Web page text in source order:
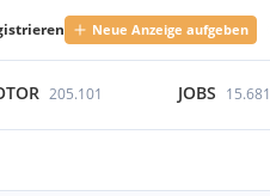
Neue Anzeige aufgeben
205.101 JOBS 15.681